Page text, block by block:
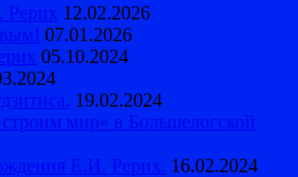
Рерих 12.02.2026
07.01.2026
05.10.2024
19.02.2024
мир» в Большелогской
Е.И. Рерих. 16.02.2024